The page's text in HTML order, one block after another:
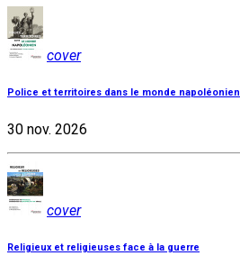
cover
Police et territoires dans le monde napoléonien
30 nov. 2026
cover
Religieux et religieuses face à la guerre